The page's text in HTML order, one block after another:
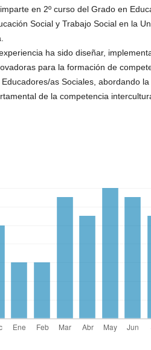
en 2º curso del Grado en
Social y Trabajo Social en la
ha sido diseñar,
para la formación de
as Sociales, abordando
de la competencia